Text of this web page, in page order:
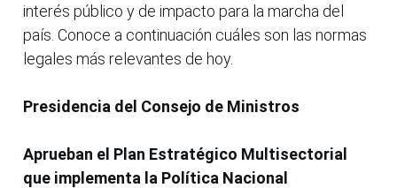
interés público y de impacto para la marcha del
país. Conoce a continuación cuáles son las normas
legales más relevantes de hoy.
Presidencia del Consejo de Ministros
Aprueban el Plan Estratégico Multisectorial
que implementa la Política Nacional